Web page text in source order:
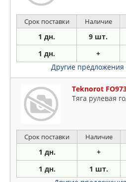
Срок поставки Наличие
1 дн. 9 шт.
1 дн. +
Другие предложения
Teknorot
Тяга рулевая
Срок поставки Наличие
1 дн. +
1 дн. 1 шт.